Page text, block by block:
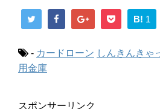
B! 1
- カードローン しんきんきゃ
用金庫
スポンサーリンク